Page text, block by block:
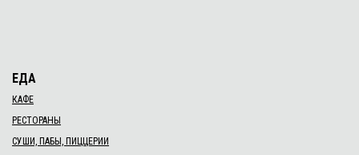
ЕДА
КАФЕ
РЕСТОРАНЫ
СУШИ, ПАБЫ, ПИЦЦЕРИИ